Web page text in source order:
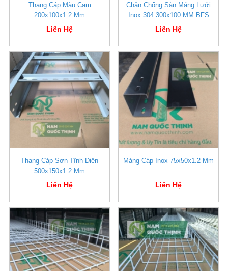
Thang Cáp Màu Cam
200x100x1.2 Mm
Liên Hệ
Chân Chống Sàn Máng Lưới
Inox 304 300x100 MM BFS
Liên Hệ
Thang Cáp Sơn Tĩnh Điện
500x150x1.2 Mm
Liên Hệ
Máng Cáp Inox 75x50x1.2 Mm
Liên Hệ